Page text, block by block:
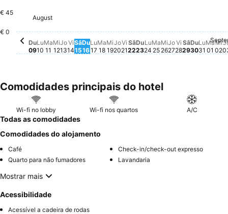
€ 45
€ 0
Duminică, August 09
€ 89
August
Du
09
Luni, August 10
€ 89
Lu
10
Marți, August 11
€ 89
Ma
11
Mi
12
Jo
13
Vi
14
Sâ
15
Du
16
Lu
17
Ma
18
Mi
19
Jo
20
Vi
21
Sâ
22
Du
23
Lu
24
Ma
25
Mi
26
Jo
27
Vi
28
Sâ
29
Du
30
Luni,
Não
Lu
31
Não
Ma
01
Mi
02
Comodidades principais do hotel
Wi-fi no lobby Wi-fi nos quartos A/C
Todas as comodidades
Comodidades do alojamento
Café
Check-in/check-out expresso
Quarto para não fumadores
Lavandaria
Mostrar mais
Acessibilidade
Acessível a cadeira de rodas